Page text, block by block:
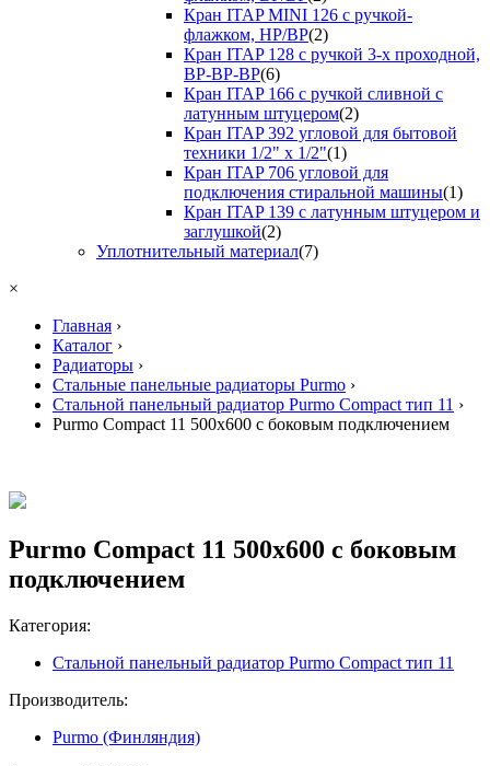
Кран ITAP MINI 126 с ручкой-
флажком, НР/ВР(2)
Кран ITAP 128 с ручкой 3-х проходной,
ВР-ВР-ВР(6)
Кран ITAP 166 с ручкой сливной с
латунным штуцером(2)
Кран ITAP 392 угловой для бытовой
техники 1/2" х 1/2"(1)
Кран ITAP 706 угловой для
подключения стиральной машины(1)
Кран ITAP 139 с латунным штуцером и
заглушкой(2)
Уплотнительный материал(7)
×
Главная ›
Каталог ›
Радиаторы ›
Стальные панельные радиаторы Purmo ›
Стальной панельный радиатор Purmo Compact тип 11 ›
Purmo Compact 11 500х600 с боковым подключением
Purmo Compact 11 500х600 с боковым
подключением
Категория:
Стальной панельный радиатор Purmo Compact тип 11
Производитель:
Purmo (Финляндия)